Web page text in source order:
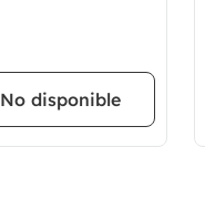
No disponible